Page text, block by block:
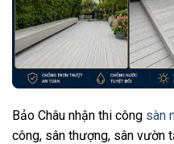
Bảo Châu nhận thi công sàn
công, sân thượng, sân vườn